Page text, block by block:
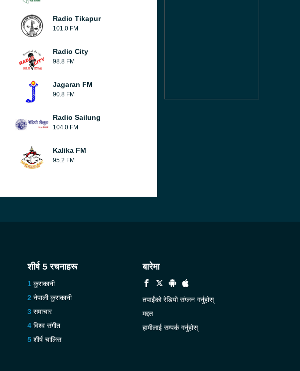
Radio Tikapur
101.0 FM
Radio City
98.8 FM
Jagaran FM
90.8 FM
Radio Sailung
104.0 FM
Kalika FM
95.2 FM
शीर्ष 5 रचनाहरू
कुराकानी
नेपाली कुराकानी
समाचार
विश्व संगीत
शीर्ष चालिस
बारेमा
तपाईंंको रेडियो संग्लन गर्नुहोस्
मद्दत
हामीलाई सम्पर्क गर्नुहोस्